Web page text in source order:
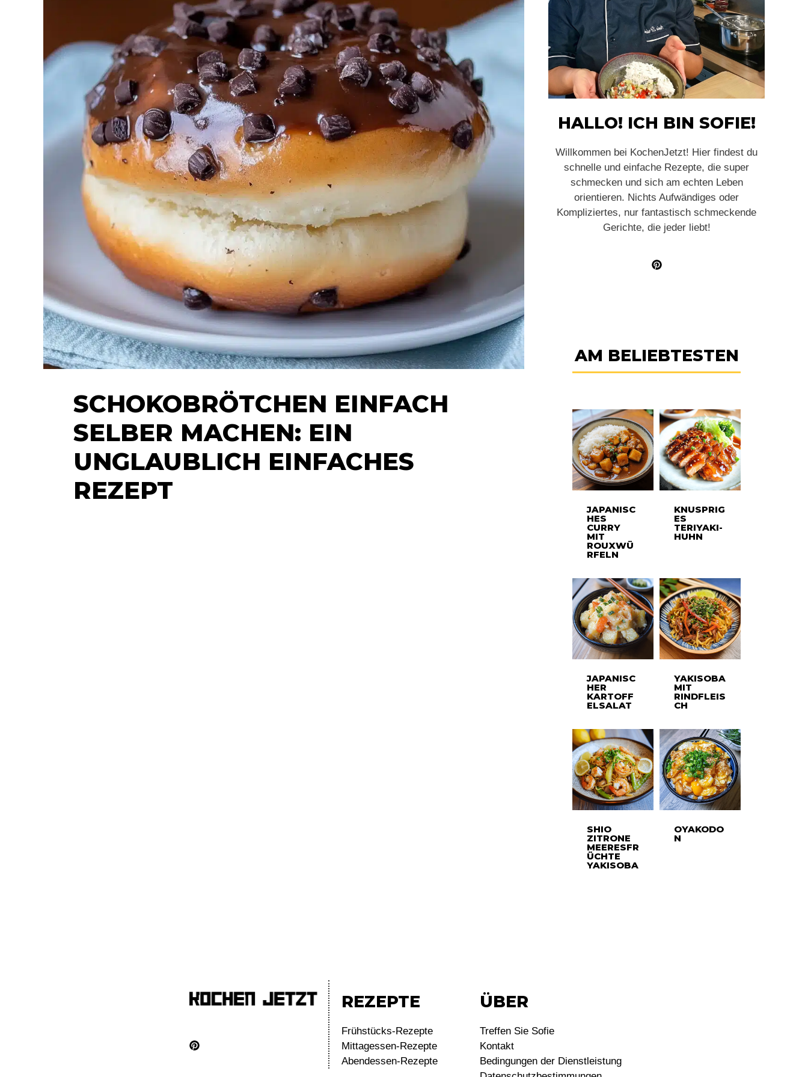
SCHOKOBRÖTCHEN EINFACH
SELBER MACHEN: EIN
UNGLAUBLICH EINFACHES
REZEPT
HALLO! ICH BIN SOFIE!
Willkommen bei KochenJetzt! Hier findest du
schnelle und einfache Rezepte, die super
schmecken und sich am echten Leben
orientieren. Nichts Aufwändiges oder
Kompliziertes, nur fantastisch schmeckende
Gerichte, die jeder liebt!
AM BELIEBTESTEN
JAPANISC
HES
CURRY
MIT
ROUXWÜ
RFELN
KNUSPRIG
ES
TERIYAKI-
HUHN
JAPANISC
HER
KARTOFF
ELSALAT
YAKISOBA
MIT
RINDFLEIS
CH
SHIO
ZITRONE
MEERESFR
ÜCHTE
YAKISOBA
OYAKODO
N
REZEPTE
Frühstücks-Rezepte
Mittagessen-Rezepte
Abendessen-Rezepte
ÜBER
Treffen Sie Sofie
Kontakt
Bedingungen der Dienstleistung